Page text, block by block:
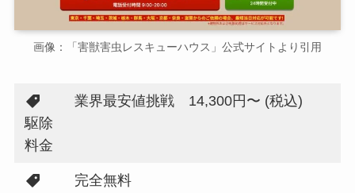
画像：「害獣害虫レスキューハウス」公式サイトより引用
駆除
料金
業界最安値挑戦 14,300円〜 (税込)
完全無料